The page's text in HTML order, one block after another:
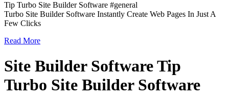
Tip Turbo Site Builder Software #general
Turbo Site Builder Software Instantly Create Web Pages In Just A
Few Clicks
Read More
Site Builder Software Tip
Turbo Site Builder Software